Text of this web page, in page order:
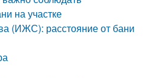
на участке
(ИЖС): расстояние от бани